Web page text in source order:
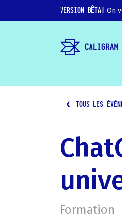
VERSION BÊTA! On
TOUS LES
Formation